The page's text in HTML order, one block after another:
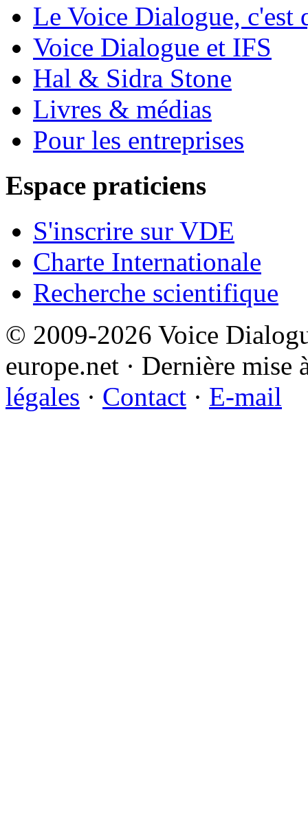
Le Voice Dialogue, c'est
Voice Dialogue et IFS
Hal & Sidra Stone
Livres & médias
Pour les entreprises
Espace praticiens
S'inscrire sur VDE
Charte Internationale
Recherche scientifique
© 2009-2026 Voice
europe.net · Dernière
légales · Contact · E-mail